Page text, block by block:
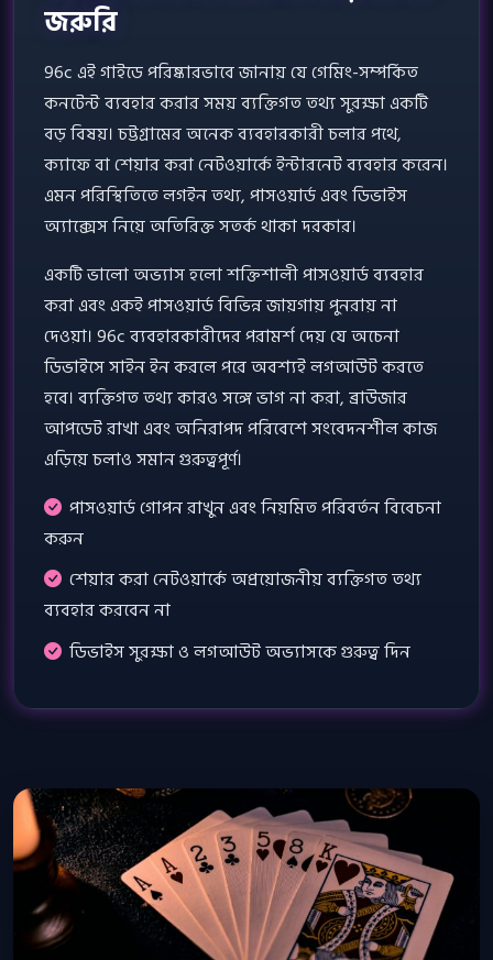
জরুরি
96c এই গাইডে পরিষ্কারভাবে জানায় যে গেমিং-সম্পর্কিত
কনটেন্ট ব্যবহার করার সময় ব্যক্তিগত তথ্য সুরক্ষা একটি
বড় বিষয়। চট্টগ্রামের অনেক ব্যবহারকারী চলার পথে,
ক্যাফে বা শেয়ার করা নেটওয়ার্কে ইন্টারনেট ব্যবহার করেন।
এমন পরিস্থিতিতে লগইন তথ্য, পাসওয়ার্ড এবং ডিভাইস
অ্যাক্সেস নিয়ে অতিরিক্ত সতর্ক থাকা দরকার।
একটি ভালো অভ্যাস হলো শক্তিশালী পাসওয়ার্ড ব্যবহার
করা এবং একই পাসওয়ার্ড বিভিন্ন জায়গায় পুনরায় না
দেওয়া। 96c ব্যবহারকারীদের পরামর্শ দেয় যে অচেনা
ডিভাইসে সাইন ইন করলে পরে অবশ্যই লগআউট করতে
হবে। ব্যক্তিগত তথ্য কারও সঙ্গে ভাগ না করা, ব্রাউজার
আপডেট রাখা এবং অনিরাপদ পরিবেশে সংবেদনশীল কাজ
এড়িয়ে চলাও সমান গুরুত্বপূর্ণ।
পাসওয়ার্ড গোপন রাখুন এবং নিয়মিত পরিবর্তন বিবেচনা
করুন
শেয়ার করা নেটওয়ার্কে অপ্রয়োজনীয় ব্যক্তিগত তথ্য
ব্যবহার করবেন না
ডিভাইস সুরক্ষা ও লগআউট অভ্যাসকে গুরুত্ব দিন